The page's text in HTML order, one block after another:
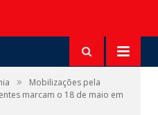
»
Mobilizações pela
marcam o 18 de maio em